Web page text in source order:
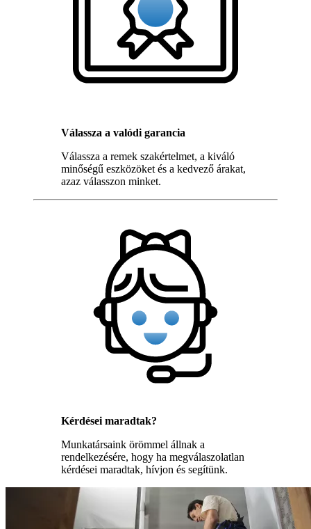
Válassza a valódi garancia
Válassza a remek szakértelmet, a kiváló
minőségű eszközöket és a kedvező árakat,
azaz válasszon minket.
Kérdései maradtak?
Munkatársaink örömmel állnak a
rendelkezésére, hogy ha megválaszolatlan
kérdései maradtak, hívjon és segítünk.